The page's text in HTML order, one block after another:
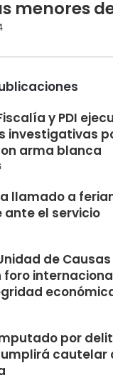
menores
y PDI
investigativas
arma blanca
llamado a
ante el servicio
de
foro
por
cautelar